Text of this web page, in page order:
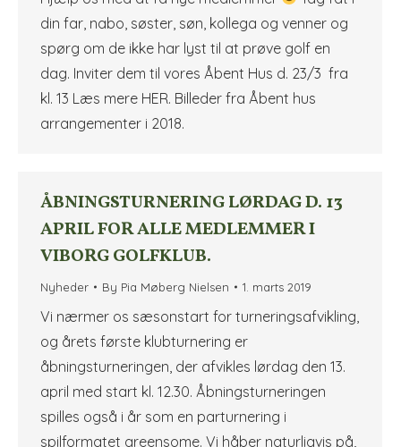
din far, nabo, søster, søn, kollega og venner og
spørg om de ikke har lyst til at prøve golf en
dag. Inviter dem til vores Åbent Hus d. 23/3 fra
kl. 13 Læs mere HER. Billeder fra Åbent hus
arrangementer i 2018.
ÅBNINGSTURNERING LØRDAG D. 13
APRIL FOR ALLE MEDLEMMER I
VIBORG GOLFKLUB.
Nyheder By Pia Møberg Nielsen 1. marts 2019
Vi nærmer os sæsonstart for turneringsafvikling,
og årets første klubturnering er
åbningsturneringen, der afvikles lørdag den 13.
april med start kl. 12.30. Åbningsturneringen
spilles også i år som en parturnering i
spilformatet greensome. Vi håber naturligvis på,